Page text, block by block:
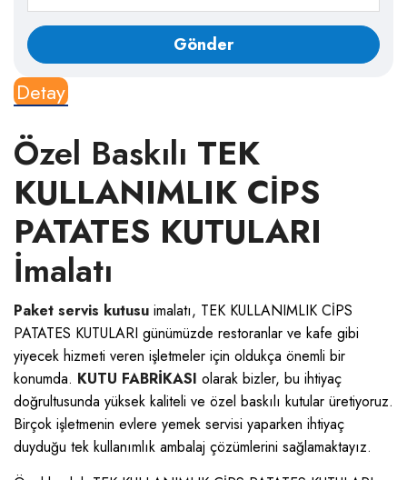
Detay
Özel Baskılı TEK
KULLANIMLIK CİPS
PATATES KUTULARI
İmalatı
Paket servis kutusu imalatı, TEK KULLANIMLIK CİPS
PATATES KUTULARI günümüzde restoranlar ve kafe gibi
yiyecek hizmeti veren işletmeler için oldukça önemli bir
konumda. KUTU FABRİKASI olarak bizler, bu ihtiyaç
doğrultusunda yüksek kaliteli ve özel baskılı kutular üretiyoruz.
Birçok işletmenin evlere yemek servisi yaparken ihtiyaç
duyduğu tek kullanımlık ambalaj çözümlerini sağlamaktayız.